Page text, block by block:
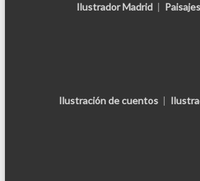
Ilustrador Madrid |
Ilustración de cuentos|